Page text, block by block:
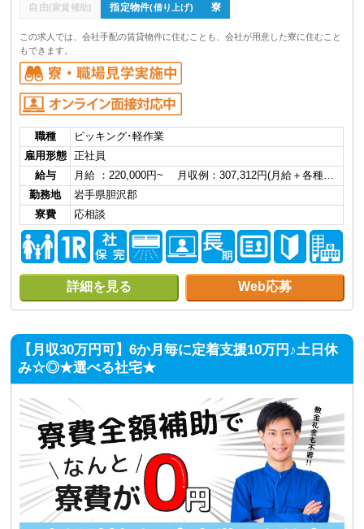
自由(家賃補助) 指定物件(借り上げ) 寮
この求人では、会社手配の賃貸物件に住むことも、会社が用意した寮に住むこと
もできます。
職種
ピッキング･軽作業
雇用形態
正社員
給与
月給 ：220,000円~ 月収例：307,312円(月給＋各種…
勤務地
岩手県胆沢郡
寮費
応相談
詳細を見る Web応募
【月収30万円可】6か月毎に定着支援10万円♪土日休
み☆◎★選べる社宅★